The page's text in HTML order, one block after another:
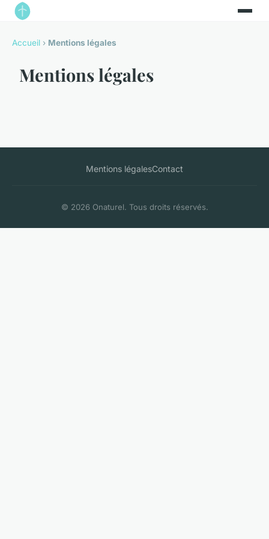
Accueil › Mentions légales
Mentions légales
Mentions légalesContact
© 2026 Onaturel. Tous droits réservés.